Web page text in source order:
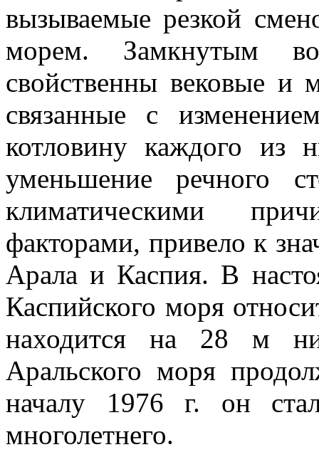
вызываемые резкой
морем. Замкнутым
свойственны вековые и
связанные с
котловину каждого из
уменьшение речного
климатическими
факторами, привело к
Арала и Каспия. В
Каспийского моря
находится на 28 м
Аральского моря
началу 1976 г. он
многолетнего.